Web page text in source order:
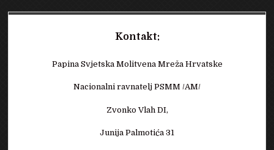
Kontakt:
Papina Svjetska Molitvena Mreža Hrvatske
Nacionalni ravnatelj PSMM /AM/
Zvonko Vlah DI,
Junija Palmotića 31